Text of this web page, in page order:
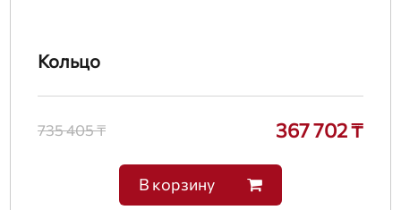
Кольцо
735 405 ₸ 367 702 ₸
В корзину